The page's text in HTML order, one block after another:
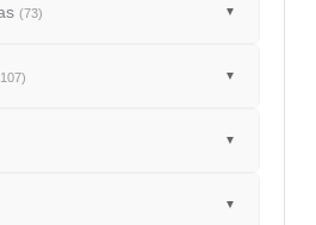
(73) ▼
▼
▼
▼